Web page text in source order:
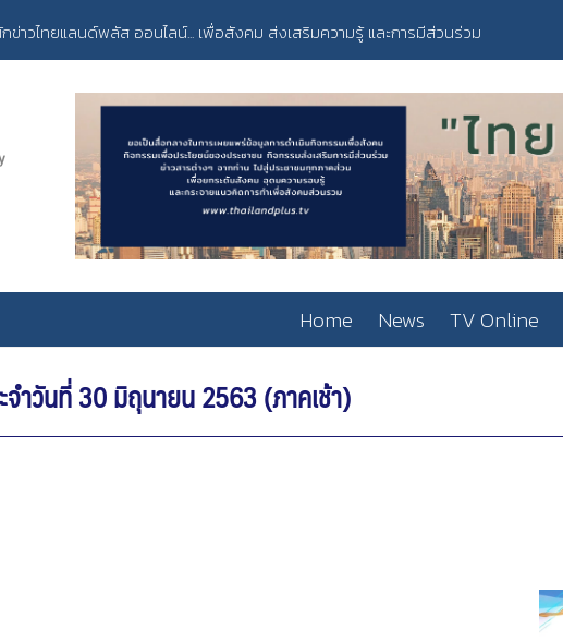
ข่าวไทยแลนด์พลัส ออนไลน์... เพื่อสังคม ส่งเสริมความรู้ และการมีส่วนร่วม
Home News TV Online
ำวันที่ 30 มิถุนายน 2563 (ภาคเช้า)